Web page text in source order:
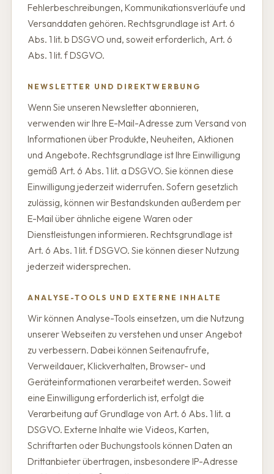
Fehlerbeschreibungen, Kommunikationsverläufe und
Versanddaten gehören. Rechtsgrundlage ist Art. 6
Abs. 1 lit. b DSGVO und, soweit erforderlich, Art. 6
Abs. 1 lit. f DSGVO.
NEWSLETTER UND DIREKTWERBUNG
Wenn Sie unseren Newsletter abonnieren,
verwenden wir Ihre E-Mail-Adresse zum Versand von
Informationen über Produkte, Neuheiten, Aktionen
und Angebote. Rechtsgrundlage ist Ihre Einwilligung
gemäß Art. 6 Abs. 1 lit. a DSGVO. Sie können diese
Einwilligung jederzeit widerrufen. Sofern gesetzlich
zulässig, können wir Bestandskunden außerdem per
E-Mail über ähnliche eigene Waren oder
Dienstleistungen informieren. Rechtsgrundlage ist
Art. 6 Abs. 1 lit. f DSGVO. Sie können dieser Nutzung
jederzeit widersprechen.
ANALYSE-TOOLS UND EXTERNE INHALTE
Wir können Analyse-Tools einsetzen, um die Nutzung
unserer Webseiten zu verstehen und unser Angebot
zu verbessern. Dabei können Seitenaufrufe,
Verweildauer, Klickverhalten, Browser- und
Geräteinformationen verarbeitet werden. Soweit
eine Einwilligung erforderlich ist, erfolgt die
Verarbeitung auf Grundlage von Art. 6 Abs. 1 lit. a
DSGVO. Externe Inhalte wie Videos, Karten,
Schriftarten oder Buchungstools können Daten an
Drittanbieter übertragen, insbesondere IP-Adresse